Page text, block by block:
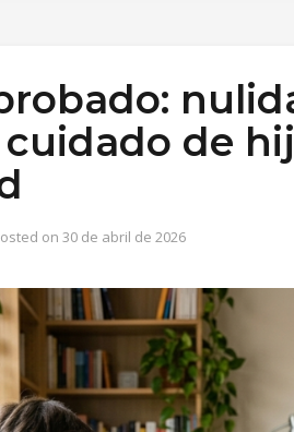
de
on 30 de abril de 2026